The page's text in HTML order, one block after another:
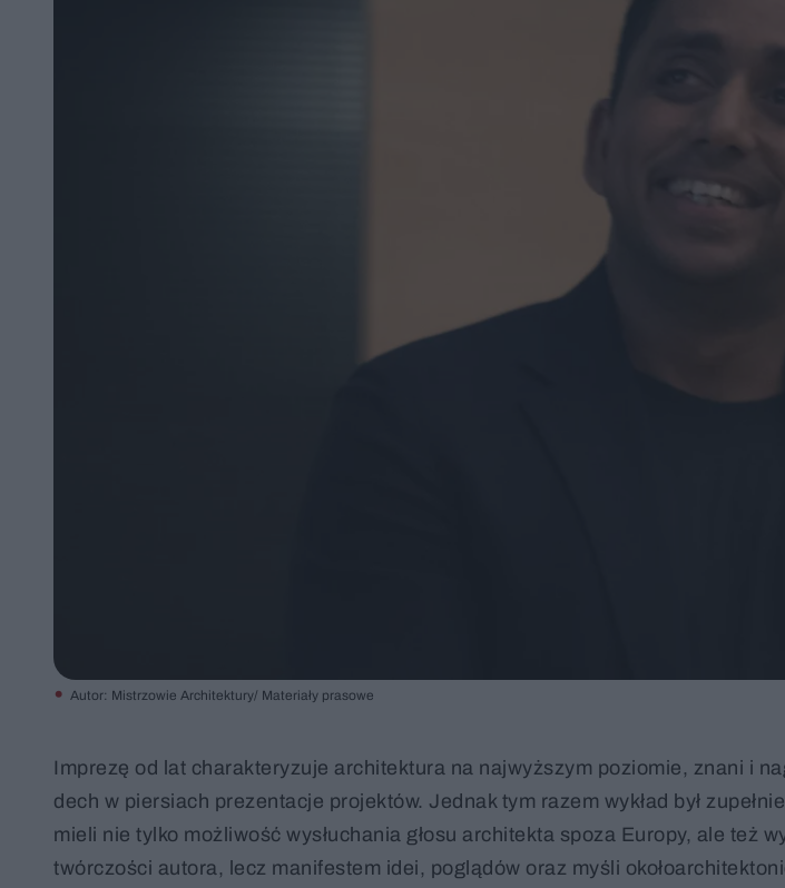
Autor: Mistrzowie Architektury/ Materiały prasowe
Imprezę od lat charakteryzuje architektura na najwyższym poziomie, znani i
dech w piersiach prezentacje projektów. Jednak tym razem wykład był
mieli nie tylko możliwość wysłuchania głosu architekta spoza Europy, ale też
twórczości autora, lecz manifestem idei, poglądów oraz myśli